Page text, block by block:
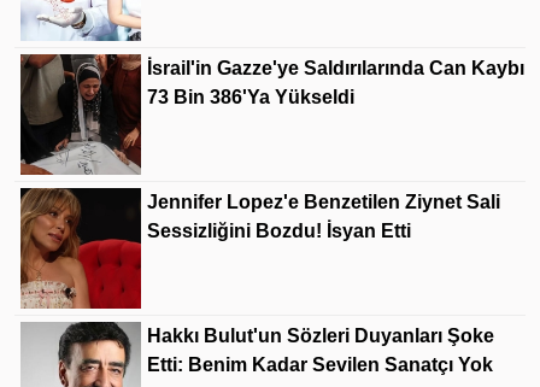
İsrail'in Gazze'ye Saldırılarında Can Kaybı
73 Bin 386'ya Yükseldi
Jennifer Lopez'e Benzetilen Ziynet Sali
Sessizliğini Bozdu! İsyan Etti
Hakkı Bulut'un Sözleri Duyanları Şoke
Etti: Benim Kadar Sevilen Sanatçı Yok